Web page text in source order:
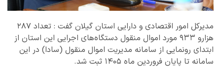
مدیرکل امور اقتصادی و دارایی استان گیلان گفت : تعداد ۲۸۷
هزارو ۹۳۳ مورد اموال منقول دستگاه‌های اجرایی این استان از
ابتدای رونمایی از سامانه مدیریت اموال منقول (سادا) در این
سامانه تا پایان فروردین ماه ۱۴۰۵ ثبت شد.